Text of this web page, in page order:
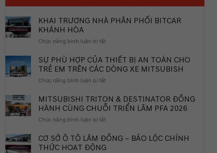
KHAI TRƯƠNG NHÀ PHÂN PHỐI BITCAR
KHÁNH HÒA
Chức năng bình luận bị tắt
TRƯƠNG
NHÀ
PHÂN
KHÁNH
HÒA
SỰ PHÙ HỢP CỦA THIẾT BỊ AN TOÀN CHO
TRẺ EM TRÊN CÁC DÒNG XE MITSUBISH
Chức năng bình luận bị tắt
PHÙ
HỢP
CỦA
AN
TOÀN
MITSUBISHI TRITON & DESTINATOR ĐỒNG
HÀNH CÙNG CHUỖI TRIỂN LÃM PFA 2026
Chức năng bình luận bị tắt
TRITON
&
CƠ SỞ Ô TÔ LÂM ĐỒNG – BẢO LỘC CHÍNH
THỨC HOẠT ĐỘNG